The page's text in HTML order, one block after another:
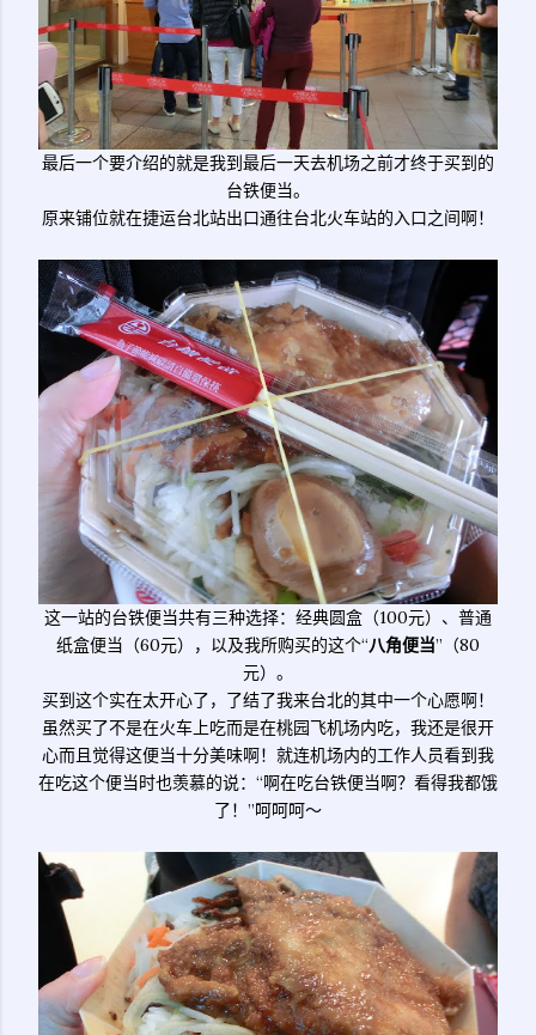
最后一个要介绍的就是我到最后一天去机场之前才终于买到的
台铁便当。
原来铺位就在捷运台北站出口通往台北火车站的入口之间啊！
这一站的台铁便当共有三种选择：经典圆盒（100元）、普通
纸盒便当（60元），以及我所购买的这个“八角便当”（80
元）。
买到这个实在太开心了，了结了我来台北的其中一个心愿啊！
虽然买了不是在火车上吃而是在桃园飞机场内吃，我还是很开
心而且觉得这便当十分美味啊！就连机场内的工作人员看到我
在吃这个便当时也羡慕的说：“啊在吃台铁便当啊？看得我都饿
了！”呵呵呵～